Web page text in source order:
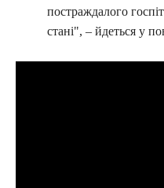
постраждалого
стані", – йдеться у